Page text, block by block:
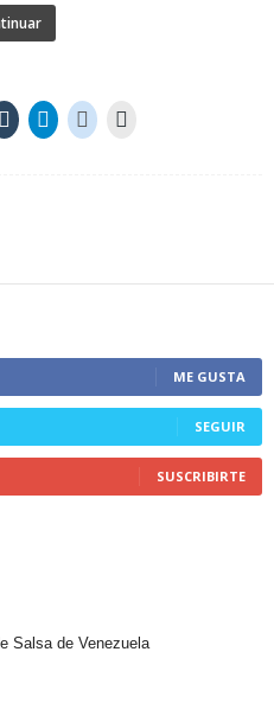
ME GUSTA
SEGUIR
SUSCRIBIRTE
Salsa de Venezuela